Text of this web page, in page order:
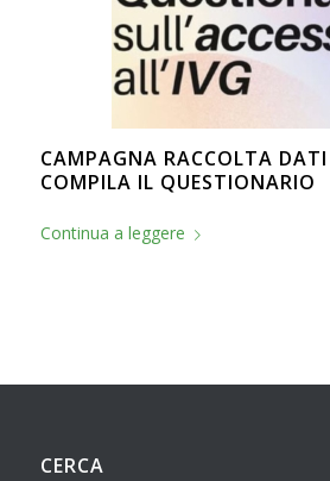
CAMPAGNA RACCOLTA DATI
COMPILA IL QUESTIONARIO
Continua a leggere
CERCA